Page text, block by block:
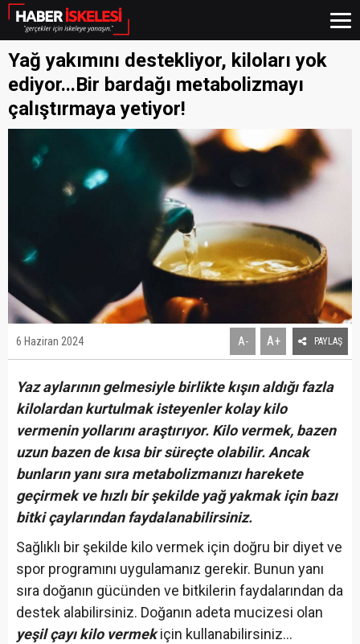
Yağ yakımını destekliyor, kiloları yok
ediyor...Bir bardağı metabolizmayı
çalıştırmaya yetiyor!
6 Haziran 2024 A- A+ PAYLAŞ
Yaz aylarının gelmesiyle birlikte kışın aldığı fazla
kilolardan kurtulmak isteyenler kolay kilo
vermenin yollarını araştırıyor. Kilo vermek, bazen
uzun bazen de kısa bir süreçte olabilir. Ancak
bunların yanı sıra metabolizmanızı harekete
geçirmek ve hızlı bir şekilde yağ yakmak için bazı
bitki çaylarından faydalanabilirsiniz.
Sağlıklı bir şekilde kilo vermek için doğru bir diyet ve
spor programını uygulamanız gerekir. Bunun yanı
sıra doğanın gücünden ve bitkilerin faydalarından da
destek alabilirsiniz. Doğanın adeta mucizesi olan
yeşil çayı kilo vermekiçin kullanabilirsiniz...